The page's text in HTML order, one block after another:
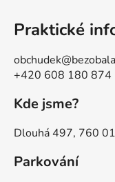
Praktické
+420 608 180 874
Kde jsme?
Dlouhá 497, 760
Parkování